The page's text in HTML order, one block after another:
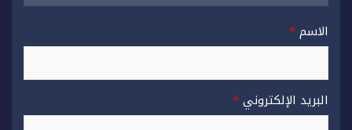
الاسم*
البريد الإلكتروني*